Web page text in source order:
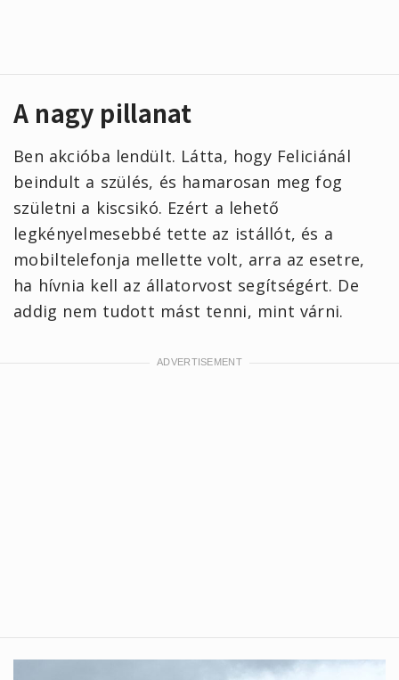
A nagy pillanat
Ben akcióba lendült. Látta, hogy Feliciánál
beindult a szülés, és hamarosan meg fog
születni a kiscsikó. Ezért a lehető
legkényelmesebbé tette az istállót, és a
mobiltelefonja mellette volt, arra az esetre,
ha hívnia kell az állatorvost segítségért. De
addig nem tudott mást tenni, mint várni.